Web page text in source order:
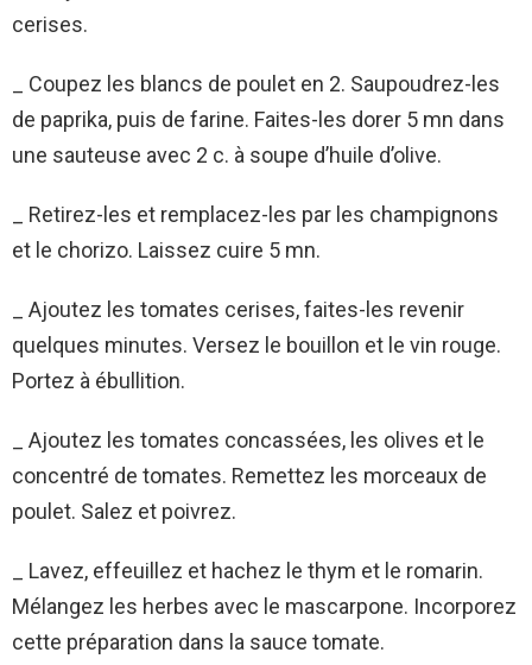
cerises.
_ Coupez les blancs de poulet en 2. Saupoudrez-les
de paprika, puis de farine. Faites-les dorer 5 mn dans
une sauteuse avec 2 c. à soupe d’huile d’olive.
_ Retirez-les et remplacez-les par les champignons
et le chorizo. Laissez cuire 5 mn.
_ Ajoutez les tomates cerises, faites-les revenir
quelques minutes. Versez le bouillon et le vin rouge.
Portez à ébullition.
_ Ajoutez les tomates concassées, les olives et le
concentré de tomates. Remettez les morceaux de
poulet. Salez et poivrez.
_ Lavez, effeuillez et hachez le thym et le romarin.
Mélangez les herbes avec le mascarpone. Incorporez
cette préparation dans la sauce tomate.